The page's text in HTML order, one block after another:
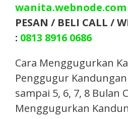
wanita.webnode.com
PESAN / BELI CALL /
: 0813 8916 0686
Cara Menggugurkan
Penggugur Kandungan
sampai 5, 6, 7, 8 Bulan
Menggugurkan